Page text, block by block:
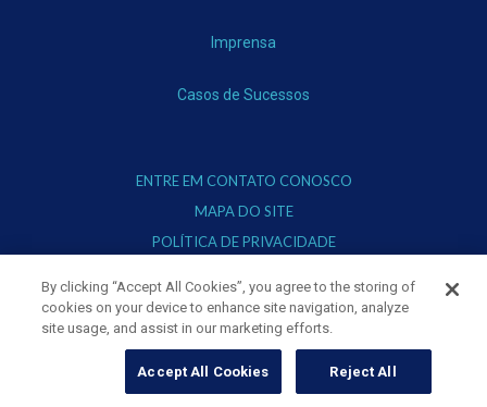
Imprensa
Casos de Sucessos
ENTRE EM CONTATO CONOSCO
MAPA DO SITE
POLÍTICA DE PRIVACIDADE
Fique Conectado
By clicking “Accept All Cookies”, you agree to the storing of
cookies on your device to enhance site navigation, analyze
site usage, and assist in our marketing efforts.
Reject All
Accept All Cookies